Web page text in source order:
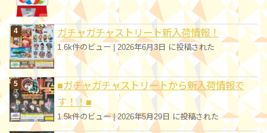
ガチャガチャストリート新入荷情報！
1.6k件のビュー| 2026年6月3日 に投稿された
■ガチャガチャストリートから新入荷情報で
す！！■
1.5k件のビュー|2026年5月29日 に投稿された